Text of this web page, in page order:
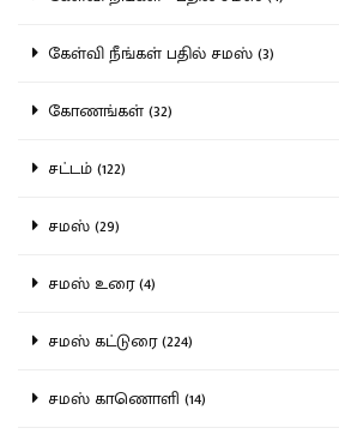
கேள்வி நீங்கள் பதில் சமஸ் (3)
கோணங்கள் (32)
சட்டம் (122)
சமஸ் (29)
சமஸ் உரை (4)
சமஸ் கட்டுரை (224)
சமஸ் காணொளி (14)